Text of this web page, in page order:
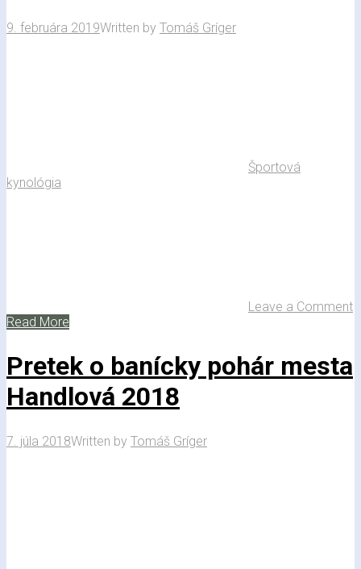
9. februára 2019Written by Tomáš Gríger
Športová
kynológia
Leave a Comment
Read More
Pretek o banícky pohár mesta
Handlová 2018
7. júla 2018Written by Tomáš Gríger